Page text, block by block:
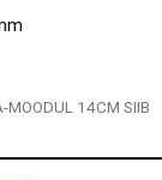
MOODUL 14CM SIIB